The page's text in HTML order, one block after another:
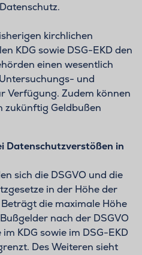
kirchlichen
KDG sowie DSG-EKD den
einen wesentlich
und
Verfügung. Zudem können
zukünftig Geldbußen
Datenschutzverstößen in
sich die DSGVO und die
in der Höhe der
die maximale Höhe
nach der DSGVO
KDG sowie im DSG-EKD
Des Weiteren sieht